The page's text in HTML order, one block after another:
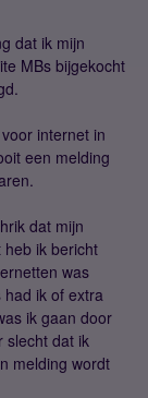
dat ik mijn
MBs bijgekocht
internet in
een melding
dat mijn
heb ik bericht
was
had ik of extra
ik gaan door
slecht dat ik
melding wordt